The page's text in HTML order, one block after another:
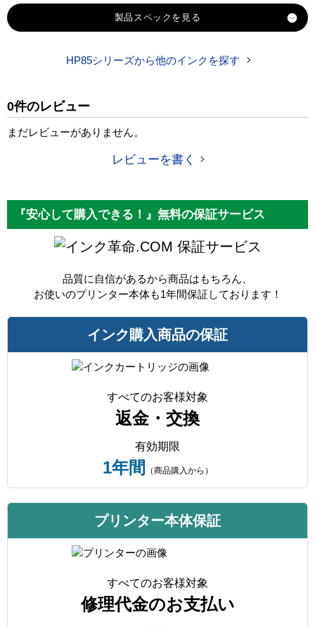
製品スペック
対応
HP85 C9425A [シアン]
純正参考価格 3,940 円
カラー シアン
顔料・染料 染料
ICチップ あり
HP85シリーズから他のインクを探す
0件のレビュー
まだレビューがありません。
レビューを書く
『安心して購入できる！』無料の保証サービス
保証サービス
品質に自信があるから商品はもちろん、
お使いのプリンター本体も1年間保証しております！
インク購入商品の保証
すべてのお客様対象
返金・交換
有効期限
1年間 （商品購入から）
プリンター本体保証
すべてのお客様対象
修理代金のお支払い